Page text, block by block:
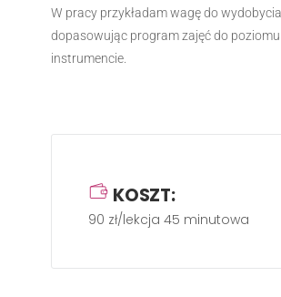
W pracy przykładam wagę do
dopasowując program zajęć do
instrumencie.
KOSZT:
90 zł/lekcja 45 minutowa